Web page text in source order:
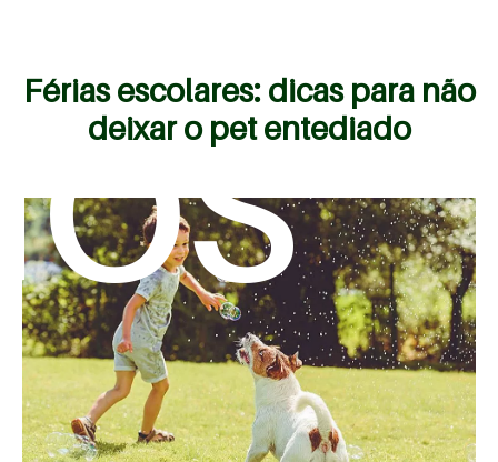
Férias escolares: dicas para não
deixar o pet entediado